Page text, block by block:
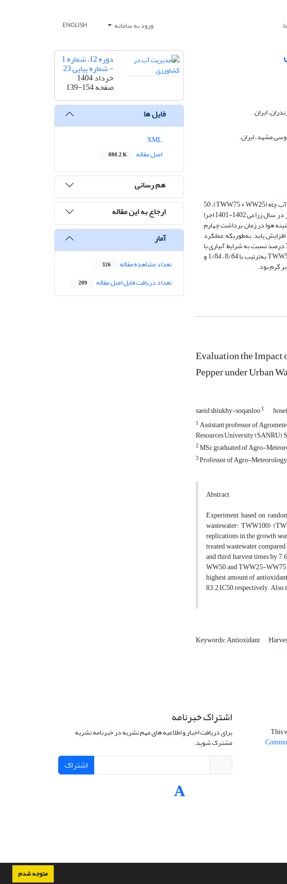
متوجه شدم
ورود به سامانه ENGLISH
ایران
مشهد، ایران.
آزمایش بر پایه طرح بلوک‌های کامل تصادفی با فاکتور منبع آبیاری در پنج سطح شامل؛ (پساب (TWW100)، 75% پساب + 25 % آب چاه (TWW75 + WW25)، 50
% پساب + 50 % آب چاه (TWW50 + WW50)، 25% پساب + 75% آب چاه (TWW25 + WW75) و آب چاه (WW100)، با سه تکرار در سال زراعی 1402-1401 اجرا
هوا در زمان‌ برداشت چهارم
تا عملکرد میوه فلفل افزایش یابد. به‌طوریکه عملکرد
کل در تیمارهای آبیاری TWW100، TWW75-WW25، TWW50-WW50 و TWW25-WW75 به ترتیب با 3/11، 8، 7 و 7/2 درصد نسبت به شرایط آبیاری با
آب چاه، افزایش یافت. بیشترین میزان فعالیت آنتی‌اکسیدانی در شرایط آبیاری TWW100، TWW75-WW25 و TWW50-WW50 به‌ترتیب با 8/84، 1/84 و
Evaluation the
Pepper under Urban
saeid shiukhy-soqanloo1
1Assistant professor of
Resources University (SANRU),
2MSc graduated of Agro-
3Professor of Agro-
Abstract
Experiment based on
wastewater: TWW100),
replications in the growth
treated wastewater
and third harvest times by
WW50 and TWW25-WW75
highest amount of
83.2 IC50, respectively.
Keywords: Antioxidant
دوره 12، شماره 1
- شماره پیاپی 23
خرداد 1404
صفحه139-154
فایل ها
اصل مقاله
880.2 K
هم رسانی
ارجاع به این مقاله
آمار
تعداد مشاهده مقاله 326
تعداد دریافت فایل اصل مقاله 209
This
اشتراک خبرنامه
برای دریافت اخبار و اطلاعیه های مهم نشریه در خبرنامه نشریه
مشترک شوید.
اشتراک